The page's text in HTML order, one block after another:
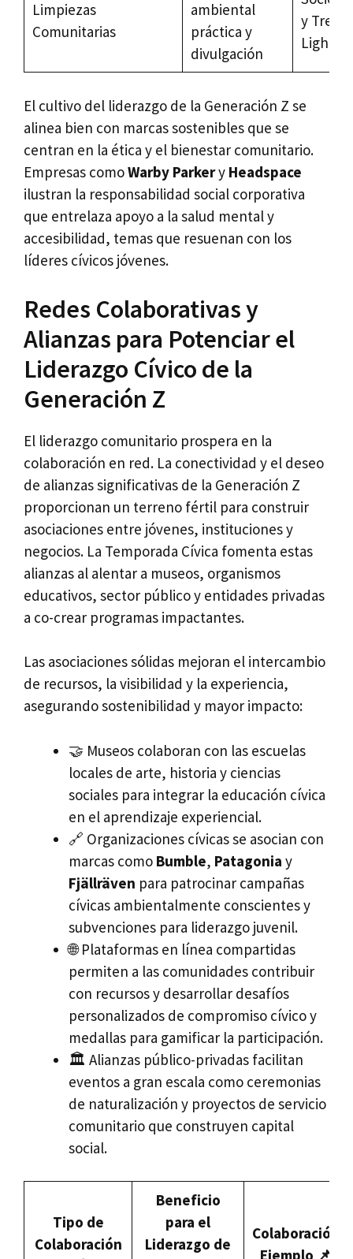
Limpiezas
Comunitarias
ambiental
práctica y
divulgación
y Tread
Lightly
El cultivo del liderazgo de la Generación Z se
alinea bien con marcas sostenibles que se
centran en la ética y el bienestar comunitario.
Empresas comoWarby Parkery Headspace
ilustran la responsabilidad social corporativa
que entrelaza apoyo a la salud mental y
accesibilidad, temas que resuenan con los
líderes cívicos jóvenes.
Redes Colaborativas y
Alianzas para Potenciar el
Liderazgo Cívico de la
Generación Z
El liderazgo comunitario prospera en la
colaboración en red. La conectividad y el deseo
de alianzas significativas de la Generación Z
proporcionan un terreno fértil para construir
asociaciones entre jóvenes, instituciones y
negocios. La Temporada Cívica fomenta estas
alianzas al alentar a museos, organismos
educativos, sector público y entidades privadas
a co-crear programas impactantes.
Las asociaciones sólidas mejoran el intercambio
de recursos, la visibilidad y la experiencia,
asegurando sostenibilidad y mayor impacto:
🤝 Museos colaboran con las escuelas
locales de arte, historia y ciencias
sociales para integrar la educación cívica
en el aprendizaje experiencial.
🔗 Organizaciones cívicas se asocian con
marcas como Bumble, Patagonia y
Fjällräven para patrocinar campañas
cívicas ambientalmente conscientes y
subvenciones para liderazgo juvenil.
🌐 Plataformas en línea compartidas
permiten a las comunidades contribuir
con recursos y desarrollar desafíos
personalizados de compromiso cívico y
medallas para gamificar la participación.
🏛️ Alianzas público-privadas facilitan
eventos a gran escala como ceremonias
de naturalización y proyectos de servicio
comunitario que construyen capital
social.
Tipo de
Colaboración
Beneficio
para el
Liderazgo de
Colaboración